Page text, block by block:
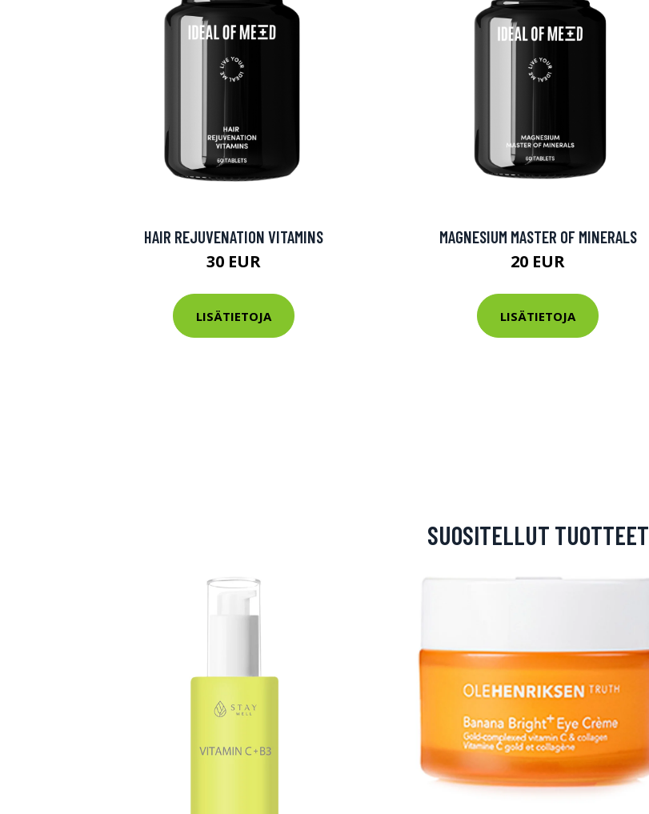
HAIR REJUVENATION VITAMINS
30 EUR
LISÄTIETOJA
MAGNESIUM MASTER OF MINERALS
20 EUR
LISÄTIETOJA
SUOSITELLUT TUOTTEET
Erikoistarjous